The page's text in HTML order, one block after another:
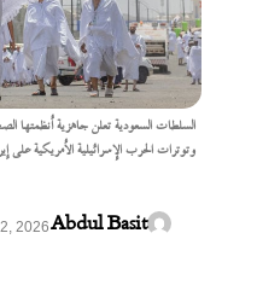
السلطات السعودية تعلن جاهزية أنظمتها
وتوترات الحرب الإسرائيلية الأمريكية على
Abdul Basit
2026